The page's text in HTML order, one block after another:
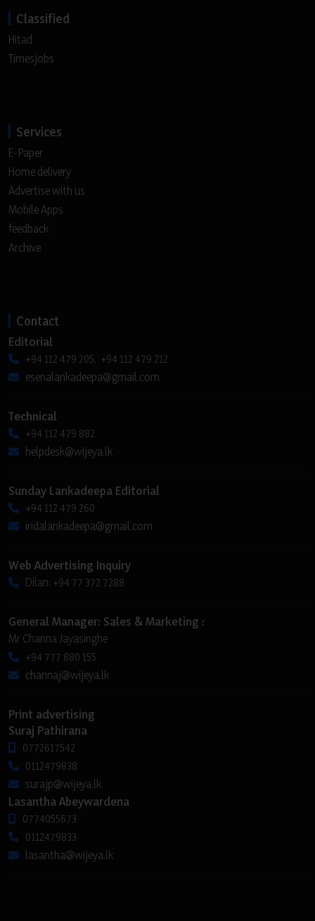
Classified
Hitad
Timesjobs
Services
E-Paper
Home delivery
Advertise with us
Mobile Apps
feedback
Archive
Contact
Editorial
+94 112 479 205, +94 112 479 212
esenalankadeepa@gmail.com
Technical
+94 112 479 882
helpdesk@wijeya.lk
Sunday Lankadeepa Editorial
+94 112 479 260
iridalankadeepa@gmail.com
Web Advertising Inquiry
Dilan: +94 77 372 7288
General Manager: Sales & Marketing :
Mr Channa Jayasinghe
+94 777 880 155
channaj@wijeya.lk
Print advertising
Suraj Pathirana
0772617542
0112479838
surajp@wijeya.lk
Lasantha Abeywardena
0774055673
0112479833
lasantha@wijeya.lk